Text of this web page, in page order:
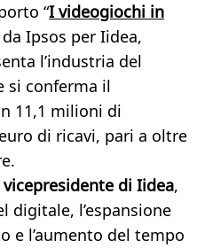
“I videogiochi in
Ipsos per Iidea,
l’industria del
si conferma il
11,1 milioni di
di ricavi, pari a oltre
di Iidea,
digitale, l’espansione
e l’aumento del tempo